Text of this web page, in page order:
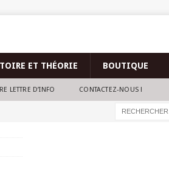
ET THÉORIE BOUTIQUE
LETTRE D’INFO CONTACTEZ-NOUS !